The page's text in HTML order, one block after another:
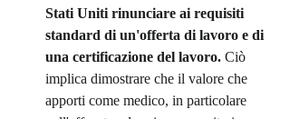
Stati Uniti rinunciare ai requisiti
standard di un'offerta di lavoro e di
una certificazione del lavoro. Ciò
implica dimostrare che il valore che
apporti come medico, in particolare